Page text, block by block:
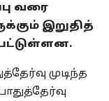
வரை
இறுதித்
முடிந்த